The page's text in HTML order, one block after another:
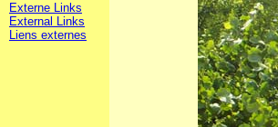
Externe Links
External Links
Liens externes